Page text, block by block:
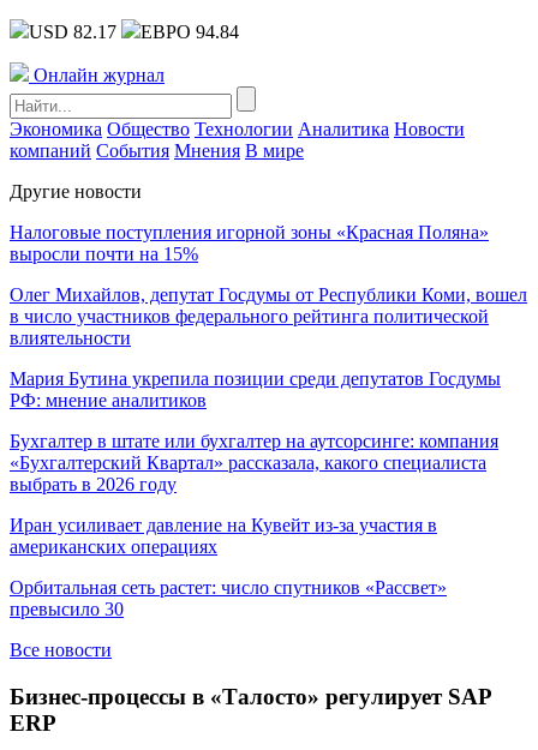
USD 82.17 ЕВРО 94.84
Онлайн журнал
Экономика Общество Технологии Аналитика Новости
компаний События Мнения В мире
Другие новости
Налоговые поступления игорной зоны «Красная Поляна»
выросли почти на 15%
Олег Михайлов, депутат Госдумы от Республики Коми, вошел
в число участников федерального рейтинга политической
влиятельности
Мария Бутина укрепила позиции среди депутатов Госдумы
РФ: мнение аналитиков
Бухгалтер в штате или бухгалтер на аутсорсинге: компания
«Бухгалтерский Квартал» рассказала, какого специалиста
выбрать в 2026 году
Иран усиливает давление на Кувейт из-за участия в
американских операциях
Орбитальная сеть растет: число спутников «Рассвет»
превысило 30
Все новости
Бизнес-процессы в «Талосто» регулирует SAP
ERP